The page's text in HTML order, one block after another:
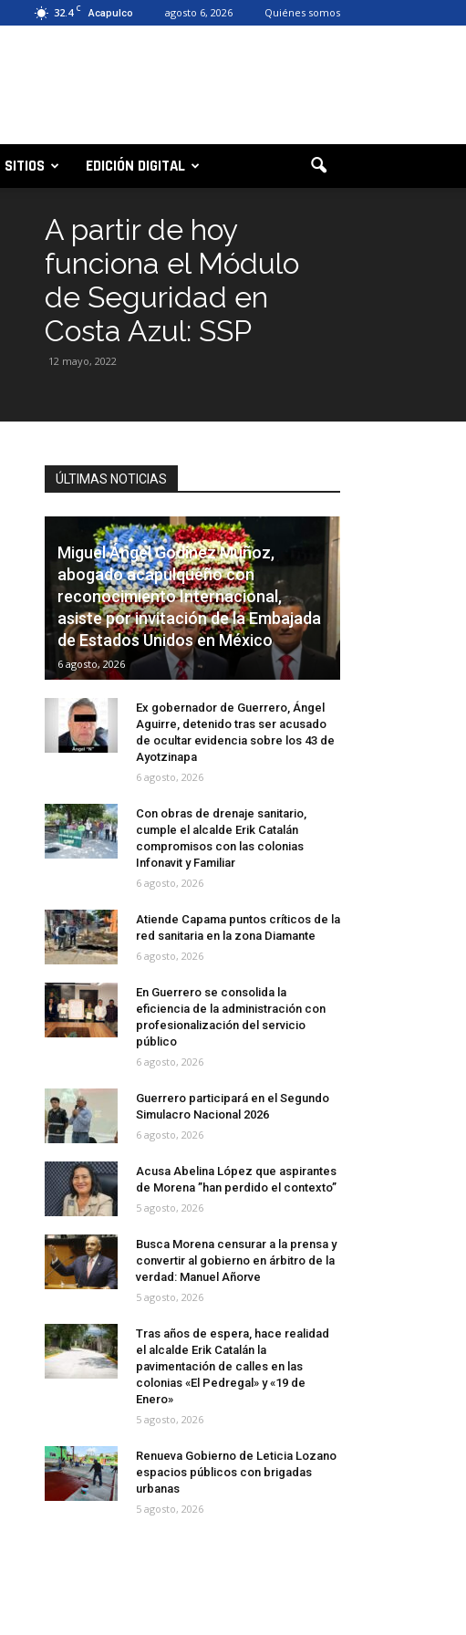
32.4 C Acapulco agosto 6, 2026 Quiénes somos
SITIOS EDICIÓN DIGITAL
A partir de hoy
funciona el Módulo
de Seguridad en
Costa Azul: SSP
12 mayo, 2022
ÚLTIMAS NOTICIAS
Miguel Ángel Godínez Muñoz,
abogado acapulqueño con
reconocimiento Internacional,
asiste por invitación de la Embajada
de Estados Unidos en México
6 agosto, 2026
Ex gobernador de Guerrero, Ángel
Aguirre, detenido tras ser acusado
de ocultar evidencia sobre los 43 de
Ayotzinapa
6 agosto, 2026
Con obras de drenaje sanitario,
cumple el alcalde Erik Catalán
compromisos con las colonias
Infonavit y Familiar
6 agosto, 2026
Atiende Capama puntos críticos de la
red sanitaria en la zona Diamante
6 agosto, 2026
En Guerrero se consolida la
eficiencia de la administración con
profesionalización del servicio
público
6 agosto, 2026
Guerrero participará en el Segundo
Simulacro Nacional 2026
6 agosto, 2026
Acusa Abelina López que aspirantes
de Morena ”han perdido el contexto”
5 agosto, 2026
Busca Morena censurar a la prensa y
convertir al gobierno en árbitro de la
verdad: Manuel Añorve
5 agosto, 2026
Tras años de espera, hace realidad
el alcalde Erik Catalán la
pavimentación de calles en las
colonias «El Pedregal» y «19 de
Enero»
5 agosto, 2026
Renueva Gobierno de Leticia Lozano
espacios públicos con brigadas
urbanas
5 agosto, 2026